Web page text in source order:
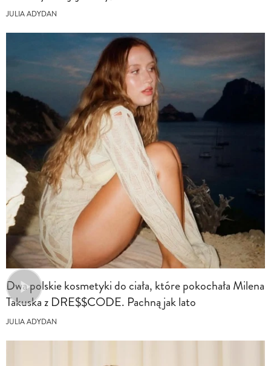
JULIA ADYDAN
Dwa polskie kosmetyki do ciała, które pokochała Milena
Takuska z DRE$$CODE. Pachną jak lato
JULIA ADYDAN